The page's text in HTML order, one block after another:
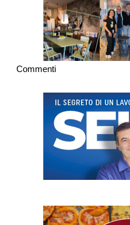
Commenti